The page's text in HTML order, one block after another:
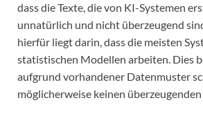
dass die Texte, die von KI-Systemen
unnatürlich und nicht überzeugend
hierfür liegt darin, dass die meisten
statistischen Modellen arbeiten. Dies
aufgrund vorhandener Datenmuster
möglicherweise keinen